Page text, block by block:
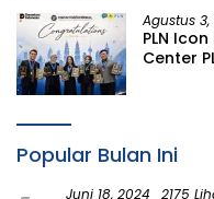
Agustus 3,
PLN
Center
Popular Bulan Ini
Juni 18, 2024 2175